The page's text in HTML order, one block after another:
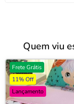
Quem viu
Frete Grátis
11% Off
Lançamento